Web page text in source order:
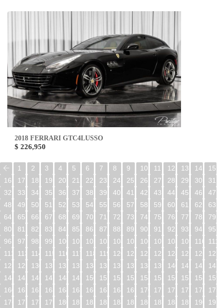
2018 FERRARI GTC4LUSSO
$ 226,950
1 2 3 4 5 6 7 8 9 10 11 12 13 14
15
16
17 18 19 20 21 22 23 24 25 26 27 28 29 30
31
32
33 34 35 36 37 38 39 40 41 42 43 44 45 46
47
48
49 50 51 52 53 54 55 56 57 58 59 60 61 62
63
64
65 66 67 68 69 70 71 72 73 74 75 76 77 78
79
80
81 82 83 84 85 86 87 88 89 90 91 92 93 94
95
96
97 98 99 100 101 102 103 104 105 106 107 108 109 110
112
113 114 115 116 117 118 119 120 121 122 123 124 125 126
128
129 130 131 132 133 134 135 136 137 138 139 140 141 142
144
145 146 147 148 149 150 151 152 153 154 155 156 157 158
160
161 162 163 164 165 166 167 168 169 170 171 172 173 174
176
177 178 179 180 181 182 183 184 185 186 187 188 189 190